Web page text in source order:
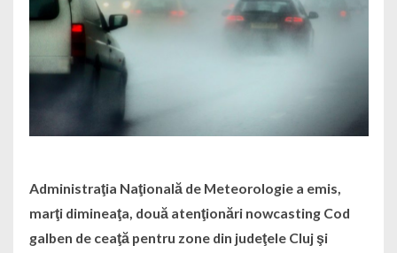
Administraţia Naţională de Meteorologie a emis,
marţi dimineaţa, două atenţionări nowcasting Cod
galben de ceaţă pentru zone din judeţele Cluj şi